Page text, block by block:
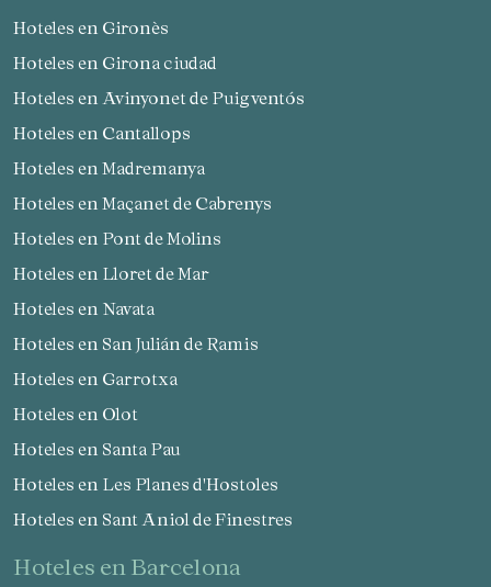
Gestionar mi reserva
Verificar localizador
Hoteles en Gironès
Hoteles en Girona ciudad
Hoteles en Avinyonet de Puigventós
Hoteles en Cantallops
Hoteles en Madremanya
Hoteles en Maçanet de Cabrenys
Hoteles en Pont de Molins
Hoteles en Lloret de Mar
Hoteles en Navata
Hoteles en San Julián de Ramis
Hoteles en Garrotxa
Hoteles en Olot
Hoteles en Santa Pau
Hoteles en Les Planes d'Hostoles
Hoteles en Sant Aniol de Finestres
hoteles en Barcelona